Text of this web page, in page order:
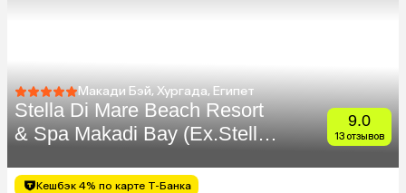
Макади Бэй, Хургада, Египет
Stella Di Mare Beach Resort
& Spa Makadi Bay (Ex.Stella
9.0
13 отзывов
Кешбэк 4% по карте Т-Банка